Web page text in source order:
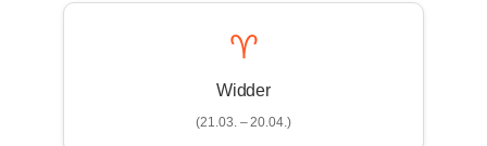
♈
Widder
(21.03. – 20.04.)